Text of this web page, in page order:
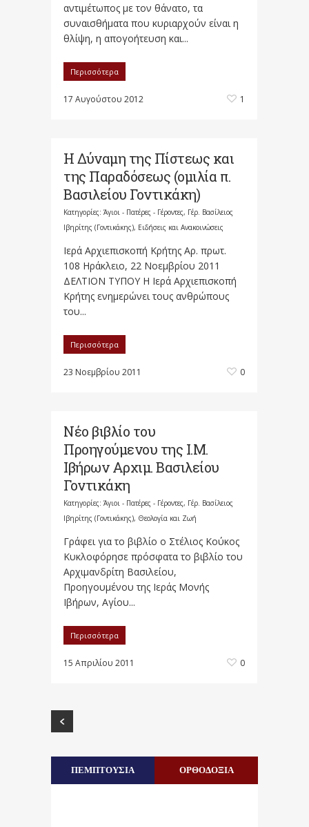
αντιμέτωπος με τον θάνατο, τα
συναισθήματα που κυριαρχούν είναι η
θλίψη, η απογοήτευση και...
Περισσότερα
17 Αυγούστου 2012 1
Η Δύναμη της Πίστεως και
της Παραδόσεως (ομιλία π.
Βασιλείου Γοντικάκη)
Κατηγορίες: Άγιοι - Πατέρες - Γέροντες, Γέρ. Βασίλειος
Ιβηρίτης (Γοντικάκης), Ειδήσεις και Ανακοινώσεις
Ιερά Αρχιεπισκοπή Κρήτης Αρ. πρωτ.
108 Ηράκλειο, 22 Νοεμβρίου 2011
ΔΕΛΤΙΟΝ ΤΥΠΟΥ Η Ιερά Αρχιεπισκοπή
Κρήτης ενημερώνει τους ανθρώπους
του...
Περισσότερα
23 Νοεμβρίου 2011 0
Νέο βιβλίο του
Προηγούμενου της Ι.Μ.
Ιβήρων Αρχιμ. Βασιλείου
Γοντικάκη
Κατηγορίες: Άγιοι - Πατέρες - Γέροντες, Γέρ. Βασίλειος
Ιβηρίτης (Γοντικάκης), Θεολογία και Ζωή
Γράφει για το βιβλίο ο Στέλιος Κούκος
Κυκλοφόρησε πρόσφατα το βιβλίο του
Αρχιμανδρίτη Βασιλείου,
Προηγουμένου της Ιεράς Μονής
Ιβήρων, Αγίου...
Περισσότερα
15 Απριλίου 2011 0
ΠΕΜΠΤΟΥΣΙΑ ΟΡΘΟΔΟΞΙΑ